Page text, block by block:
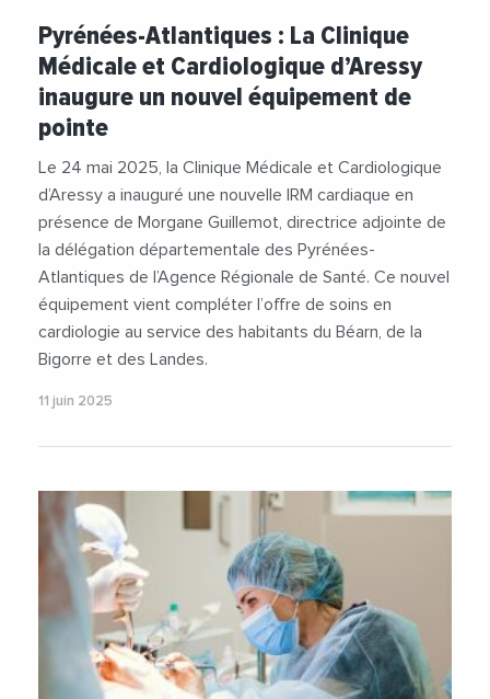
Pyrénées-Atlantiques : La Clinique
Médicale et Cardiologique d’Aressy
inaugure un nouvel équipement de
pointe
Le 24 mai 2025, la Clinique Médicale et Cardiologique
d’Aressy a inauguré une nouvelle IRM cardiaque en
présence de Morgane Guillemot, directrice adjointe de
la délégation départementale des Pyrénées-
Atlantiques de l’Agence Régionale de Santé. Ce nouvel
équipement vient compléter l’offre de soins en
cardiologie au service des habitants du Béarn, de la
Bigorre et des Landes.
11 juin 2025